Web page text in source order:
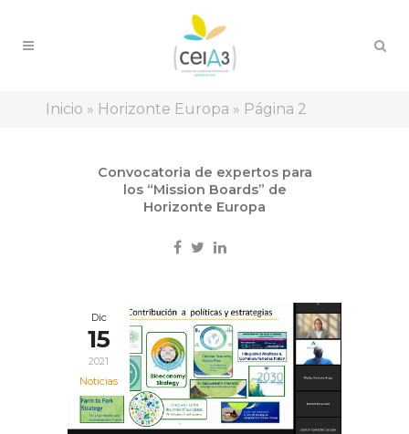
Inicio » Horizonte Europa » Página 2
28
Convocatoria de expertos para
los “Mission Boards” de
Horizonte Europa
Dic
15
2021
Noticias